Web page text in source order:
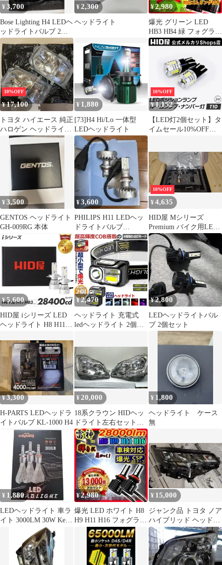
¥3,700
Bose Lighting H4 LEDヘ
ッドライトバルブ 2個
セット
¥2,300
ヘッドライト
¥2,980
爆光 グリーン LED
HB3 HB4 緑 フォグラン
プ バルブ ライト 車
10%OFF
¥17,100
トヨタ ハイエース 純正
ハロゲン ヘッドライト
左右セット 9型外し
¥ 1,880
[73]H4 Hi/Lo 一体型
LEDヘッドライト
10%OFF
¥1,152
【LED灯2個セット】タ
イムセール10%OFF！
ション T10 バックラン
プ ナンバー灯 ルームラ
ンプ ホワイト 540lm 9
基搭載 6500k ドア下ラ
ンプ トランク ウェッジ
球 車 送料無料/2年保証
¥3,500
GENTOS ヘッドライト
GH-009RG 本体
¥3,600
PHILIPS H11 LEDヘッ
ドライトバルブ
6000K(2個入り)
10%OFF
¥4,635
HID屋 Mシリーズ
Premium バイク用LED
ヘッドライト H4
¥5,600
HID屋 iシリーズ LED
ヘッドライト H8 H11
¥2,470
ヘッドライト 充電式
ledヘッドライト 2個セ
ュ 8つ点灯モード 軽量
角度調整可 防災 停電時
用 登山 夜釣り キャン
プ アウトドア ハイキン
グ
¥2,800
LEDヘッドライトバル
ブ 2個セット
¥3,300
H-PARTS LEDヘッドラ
イトバルブ KL-1000 H4
¥20,000
18系クラウン HIDヘッ
ドライト左右セット
2598 スチーマーリペア
済み
¥ 1,800
ヘッドライト ケース
無
¥ 1,880
LEDヘッドライト 車ラ
イト 3000LM 30W Keyi
¥2,980
爆光 LED ホワイト H8
H9 H11 H16 フォグラン
プ ヘッドライト
¥ 15,000
ジャンク品 トヨタ ノア
ハイブリッド ヘッドラ
イト 右 ZWR90系